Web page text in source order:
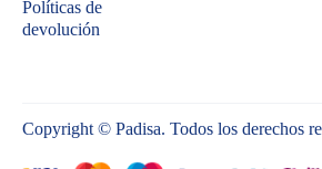
Políticas de
devolución
Copyright © Padisa. Todos los derechos